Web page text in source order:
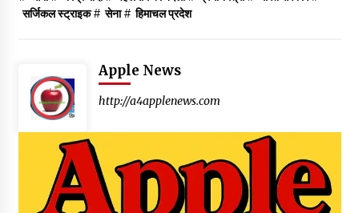
सर्जिकल स्ट्राइक# सेना# हिमाचल प्रदेश
Apple News
http://a4applenews.com